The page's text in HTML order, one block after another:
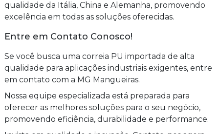
qualidade da Itália, China e Alemanha, promovendo
excelência em todas as soluções oferecidas.
Entre em Contato Conosco!
Se você busca uma correia PU importada de alta
qualidade para aplicações industriais exigentes, entre
em contato com a MG Mangueiras.
Nossa equipe especializada está preparada para
oferecer as melhores soluções para o seu negócio,
promovendo eficiência, durabilidade e performance.